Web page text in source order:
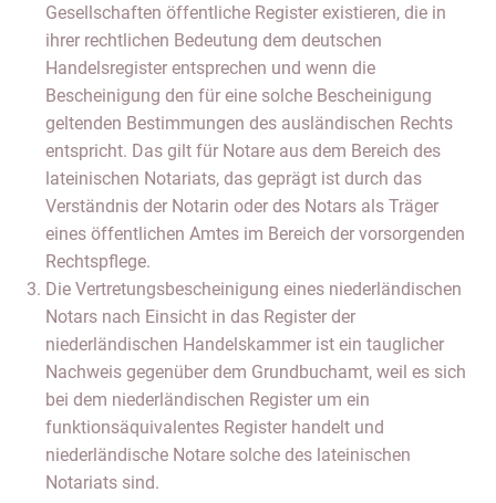
Gesellschaften öffentliche Register existieren, die in
ihrer rechtlichen Bedeutung dem deutschen
Handelsregister entsprechen und wenn die
Bescheinigung den für eine solche Bescheinigung
geltenden Bestimmungen des ausländischen Rechts
entspricht. Das gilt für Notare aus dem Bereich des
lateinischen Notariats, das geprägt ist durch das
Verständnis der Notarin oder des Notars als Träger
eines öffentlichen Amtes im Bereich der vorsorgenden
Rechtspflege.
Die Vertretungsbescheinigung eines niederländischen
Notars nach Einsicht in das Register der
niederländischen Handelskammer ist ein tauglicher
Nachweis gegenüber dem Grundbuchamt, weil es sich
bei dem niederländischen Register um ein
funktionsäquivalentes Register handelt und
niederländische Notare solche des lateinischen
Notariats sind.